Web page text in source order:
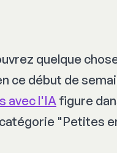
quelque
ce début de
avec l'IAfigure
"Petites